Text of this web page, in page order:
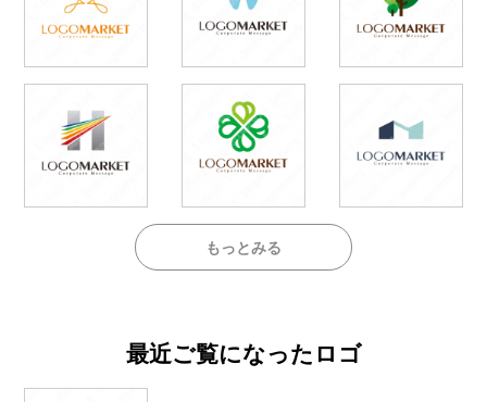
もっとみる
最近ご覧になったロゴ